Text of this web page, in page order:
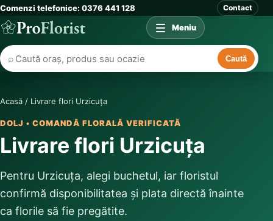
Comenzi telefonice: 0376 441 128 Contact
⌕ Caută
Meniu
Acasă / Livrare flori Urzicuța
DOLJ • COMANDĂ FLORALĂ VERIFICATĂ
Livrare flori Urzicuța
Pentru Urzicuța, alegi buchetul, iar floristul
confirmă disponibilitatea și plata directă înainte
ca florile să fie pregătite.